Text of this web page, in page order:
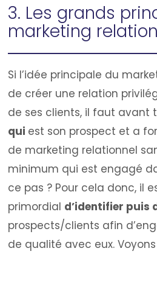
3. Les grands
marketing
Si l’idée principale du
de créer une relation
de ses clients, il faut avant
qui est son prospect et a
de marketing relationnel
minimum qui est engagé
ce pas ? Pour cela donc, il
primordial d’identifier puis
prospects/clients afin
de qualité avec eux.